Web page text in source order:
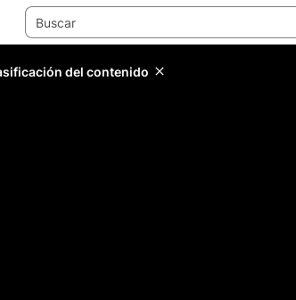
del contenido